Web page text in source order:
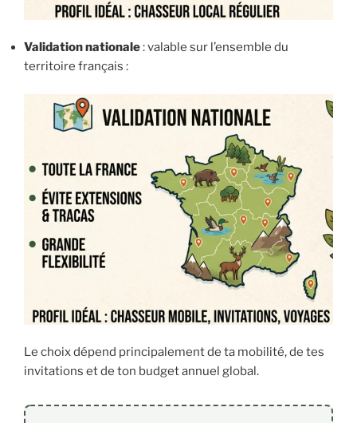
Validation nationale: valable sur l’ensemble du
territoire français :
Le choix dépend principalement de ta mobilité, de tes
invitations et de ton budget annuel global.